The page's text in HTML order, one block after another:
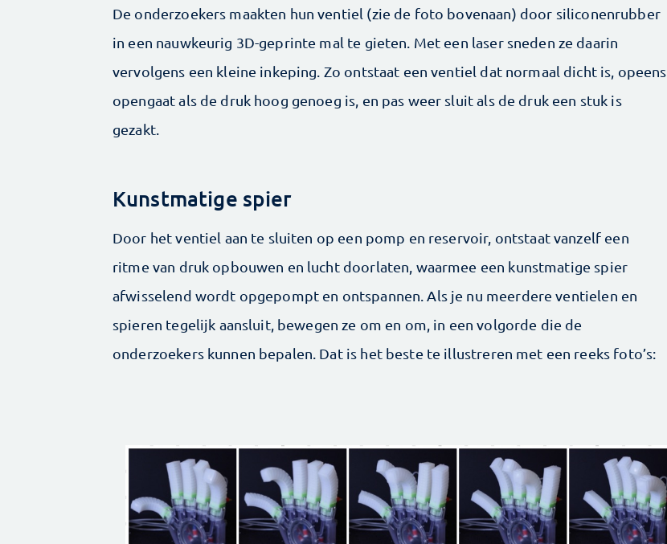
De onderzoekers maakten hun ventiel (zie de foto bovenaan) door siliconenrubber
in een nauwkeurig 3D-geprinte mal te gieten. Met een laser sneden ze daarin
vervolgens een kleine inkeping. Zo ontstaat een ventiel dat normaal dicht is, opeens
opengaat als de druk hoog genoeg is, en pas weer sluit als de druk een stuk is
gezakt.
Kunstmatige spier
Door het ventiel aan te sluiten op een pomp en reservoir, ontstaat vanzelf een
ritme van druk opbouwen en lucht doorlaten, waarmee een kunstmatige spier
afwisselend wordt opgepompt en ontspannen. Als je nu meerdere ventielen en
spieren tegelijk aansluit, bewegen ze om en om, in een volgorde die de
onderzoekers kunnen bepalen. Dat is het beste te illustreren met een reeks foto’s: